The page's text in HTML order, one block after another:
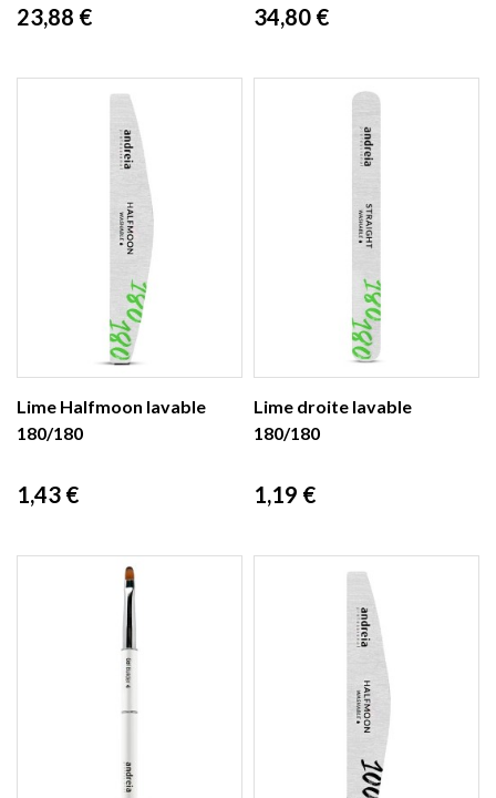
Prix
23,88 € Prix
34,80 €
Lime Halfmoon lavable
180/180
Prix
1,43 €
Lime droite lavable
180/180
Prix
1,19 €